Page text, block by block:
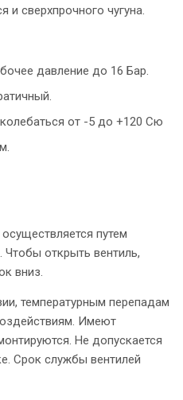
и сверхпрочного чугуна.
давление до 16 Бар.
от -5 до +120 Сю
путем
открыть вентиль,
вниз.
температурным перепадам
Имеют
Не допускается
Срок службы вентилей